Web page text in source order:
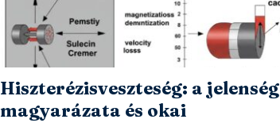
Hiszterézisveszteség: a jelenség
magyarázata és okai